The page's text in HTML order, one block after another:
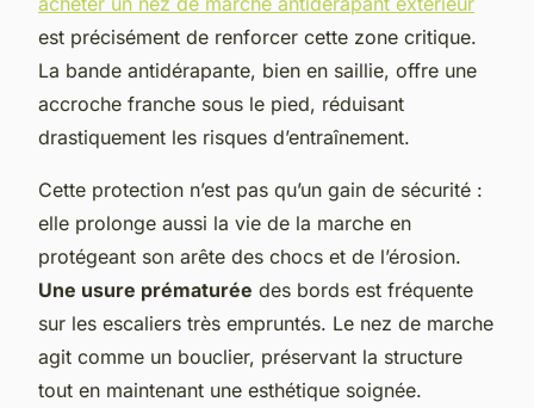
est précisément de renforcer cette zone critique.
La bande antidérapante, bien en saillie, offre une
accroche franche sous le pied, réduisant
drastiquement les risques d’entraînement.
Cette protection n’est pas qu’un gain de sécurité :
elle prolonge aussi la vie de la marche en
protégeant son arête des chocs et de l’érosion.
Une usure prématurée des bords est fréquente
sur les escaliers très empruntés. Le nez de marche
agit comme un bouclier, préservant la structure
tout en maintenant une esthétique soignée.